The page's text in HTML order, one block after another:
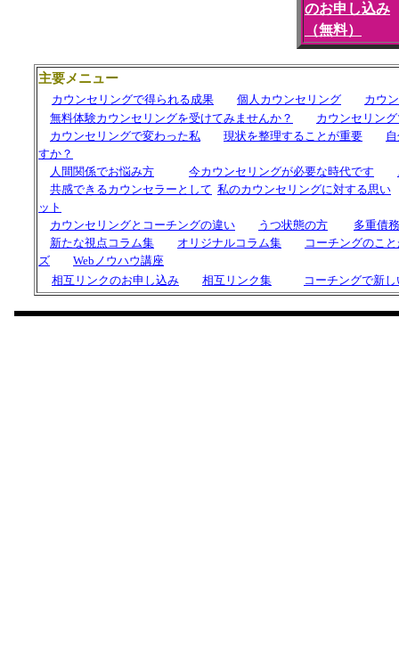
のお申し込み
（無料）
主要メニュー
カウンセリングで得られる成果 個人カウンセリング
カウ
無料体験カウンセリングを受けてみませんか？
カウンセリン
カウンセリングで変わった私
現状を整理することが重要
すか？
人間関係でお悩み方
今カウンセリングが必要な時代です
共感できるカウンセラーとして 私のカウンセリングに対する思い
ット
カウンセリングと コーチングの違い うつ状態の方
多重債
新たな視点コラム集
オリジナルコラム集
コーチングのこ
ズ
Webノウハウ講座
相互リンクのお申し込み
相互リンク集 コーチングで新